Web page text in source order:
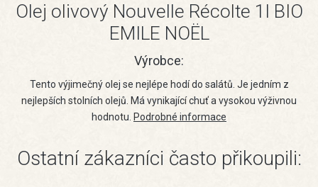
Olej olivový Nouvelle Récolte 1l BIO
EMILE NOËL
Výrobce:
Tento výjimečný olej se nejlépe hodí do salátů. Je jedním z
nejlepších stolních olejů. Má vynikající chuť a vysokou výživnou
hodnotu. Podrobné informace
Ostatní zákazníci často přikoupili: